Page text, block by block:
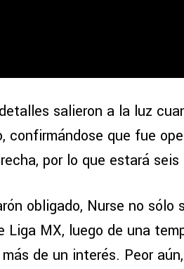
salieron a la luz
confirmándose que fue
por lo que estará
obligado, Nurse no
Liga MX, luego de una
de un interés. Peor